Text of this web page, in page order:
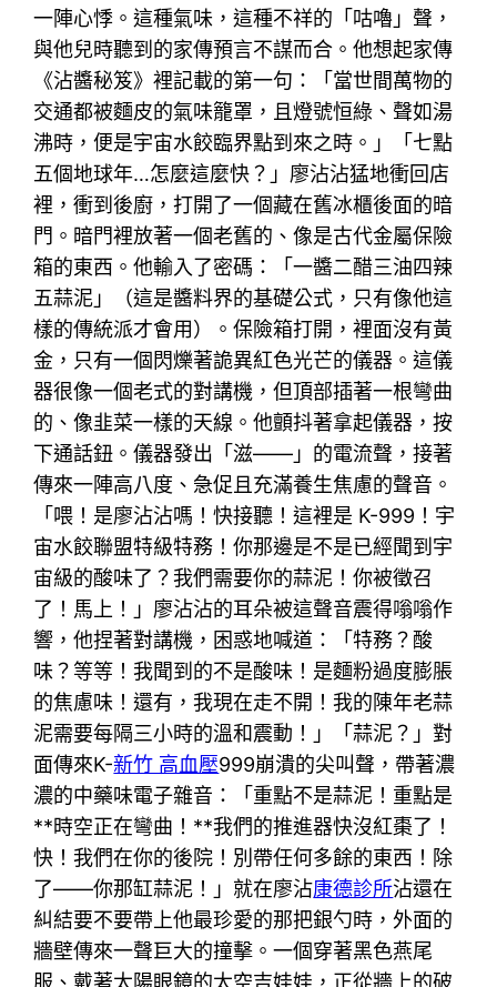
一陣心悸。這種氣味，這種不祥的「咕嚕」聲，
與他兒時聽到的家傳預言不謀而合。他想起家傳
《沾醬秘笈》裡記載的第一句：「當世間萬物的
交通都被麵皮的氣味籠罩，且燈號恒綠、聲如湯
沸時，便是宇宙水餃臨界點到來之時。」「七點
五個地球年…怎麼這麼快？」廖沾沾猛地衝回店
裡，衝到後廚，打開了一個藏在舊冰櫃後面的暗
門。暗門裡放著一個老舊的、像是古代金屬保險
箱的東西。他輸入了密碼：「一醬二醋三油四辣
五蒜泥」（這是醬料界的基礎公式，只有像他這
樣的傳統派才會用）。保險箱打開，裡面沒有黃
金，只有一個閃爍著詭異紅色光芒的儀器。這儀
器很像一個老式的對講機，但頂部插著一根彎曲
的、像韭菜一樣的天線。他顫抖著拿起儀器，按
下通話鈕。儀器發出「滋——」的電流聲，接著
傳來一陣高八度、急促且充滿養生焦慮的聲音。
「喂！是廖沾沾嗎！快接聽！這裡是 K-999！宇
宙水餃聯盟特級特務！你那邊是不是已經聞到宇
宙級的酸味了？我們需要你的蒜泥！你被徵召
了！馬上！」廖沾沾的耳朵被這聲音震得嗡嗡作
響，他捏著對講機，困惑地喊道：「特務？酸
味？等等！我聞到的不是酸味！是麵粉過度膨脹
的焦慮味！還有，我現在走不開！我的陳年老蒜
泥需要每隔三小時的溫和震動！」「蒜泥？」對
面傳來K-新竹 高血壓999崩潰的尖叫聲，帶著濃
濃的中藥味電子雜音：「重點不是蒜泥！重點是
**時空正在彎曲！**我們的推進器快沒紅棗了！
快！我們在你的後院！別帶任何多餘的東西！除
了——你那缸蒜泥！」就在廖沾康德診所沾還在
糾結要不要帶上他最珍愛的那把銀勺時，外面的
牆壁傳來一聲巨大的撞擊。一個穿著黑色燕尾
服、戴著太陽眼鏡的太空吉娃娃，正從牆上的破